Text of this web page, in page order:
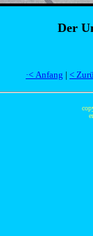
Der
·< Anfang | <